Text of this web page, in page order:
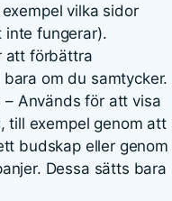
vilka sidor
inte fungerar).
att förbättra
om du samtycker.
– Används för att visa
till exempel genom att
budskap eller genom
Dessa sätts bara